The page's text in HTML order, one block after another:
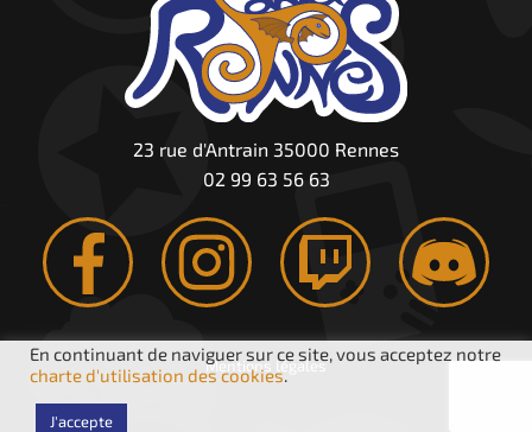
23 rue d'Antrain 35000 Rennes
02 99 63 56 63
Mentions légales
En continuant de naviguer sur ce site, vous acceptez notre
charte d'utilisation des cookies.
J'accepte